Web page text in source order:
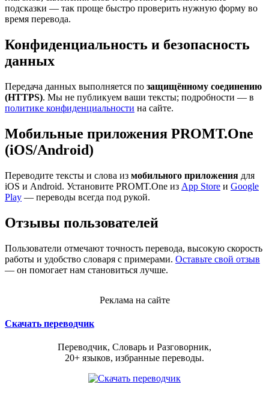
подсказки — так проще быстро проверить нужную форму во
время перевода.
Конфиденциальность и безопасность
данных
Передача данных выполняется по защищённому соединению
(HTTPS). Мы не публикуем ваши тексты; подробности — в
политике конфиденциальности на сайте.
Мобильные приложения PROMT.One
(iOS/Android)
Переводите тексты и слова из мобильного приложения для
iOS и Android. Установите PROMT.One из App Store и Google
Play — переводы всегда под рукой.
Отзывы пользователей
Пользователи отмечают точность перевода, высокую скорость
работы и удобство словаря с примерами. Оставьте свой отзыв
— он помогает нам становиться лучше.
Реклама на сайте
Скачать переводчик
Переводчик, Словарь и Разговорник,
20+ языков, избранные переводы.